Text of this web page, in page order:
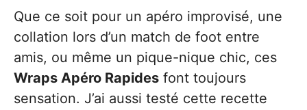
Que ce soit pour un apéro improvisé, une
collation lors d’un match de foot entre
amis, ou même un pique-nique chic, ces
Wraps Apéro Rapides font toujours
sensation. J’ai aussi testé cette recette